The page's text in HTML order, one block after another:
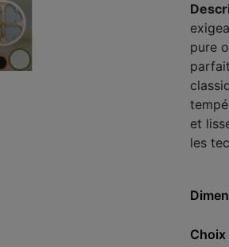
pure
et
les
Choix